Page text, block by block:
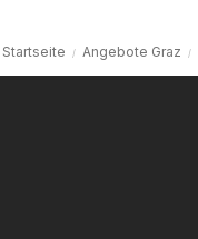
Startseite Angebote Graz